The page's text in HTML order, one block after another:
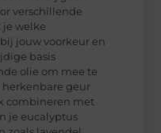
verschillende
welke
jouw voorkeur en
basis
olie om mee te
herkenbare geur
combineren met
je eucalyptus